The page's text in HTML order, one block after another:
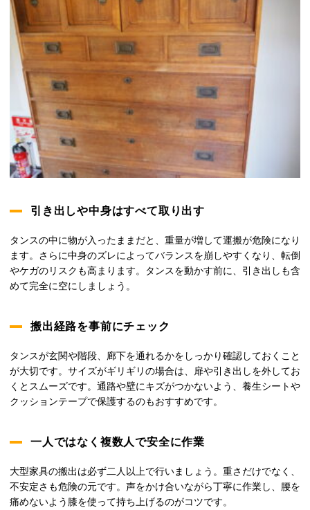
引き出しや中身はすべて取り出す
タンスの中に物が入ったままだと、重量が増して運搬が危険になり
ます。さらに中身のズレによってバランスを崩しやすくなり、転倒
やケガのリスクも高まります。タンスを動かす前に、引き出しも含
めて完全に空にしましょう。
搬出経路を事前にチェック
タンスが玄関や階段、廊下を通れるかをしっかり確認しておくこと
が大切です。サイズがギリギリの場合は、扉や引き出しを外してお
くとスムーズです。通路や壁にキズがつかないよう、養生シートや
クッションテープで保護するのもおすすめです。
一人ではなく複数人で安全に作業
大型家具の搬出は必ず二人以上で行いましょう。重さだけでなく、
不安定さも危険の元です。声をかけ合いながら丁寧に作業し、腰を
痛めないよう膝を使って持ち上げるのがコツです。